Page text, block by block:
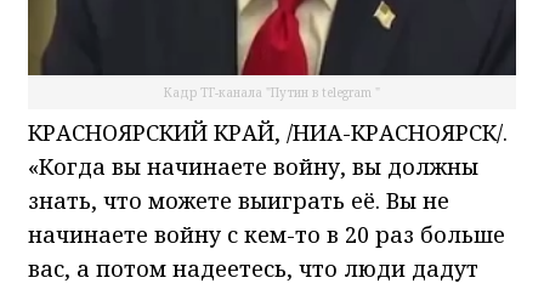
Кадр ТГ-канала "Путин в telegram "
КРАСНОЯРСКИЙ КРАЙ, /НИА-КРАСНОЯРСК/.
«Когда вы начинаете войну, вы должны
знать, что можете выиграть её. Вы не
начинаете войну с кем-то в 20 раз больше
вас, а потом надеетесь, что люди дадут